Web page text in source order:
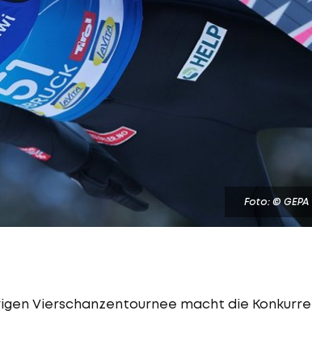
Foto: © GEPA
Vierschanzentournee macht die